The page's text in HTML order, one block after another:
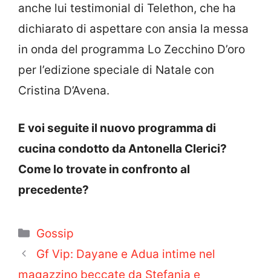
anche lui testimonial di Telethon, che ha
dichiarato di aspettare con ansia la messa
in onda del programma Lo Zecchino D’oro
per l’edizione speciale di Natale con
Cristina D’Avena.
E voi seguite il nuovo programma di
cucina condotto da Antonella Clerici?
Come lo trovate in confronto al
precedente?
Categorie
Gossip
Gf Vip: Dayane e Adua intime nel
magazzino beccate da Stefania e